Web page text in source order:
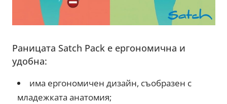
Раницата Satch Pack е ергономична и
удобна:
има ергономичен дизайн, съобразен с
младежката анатомия;